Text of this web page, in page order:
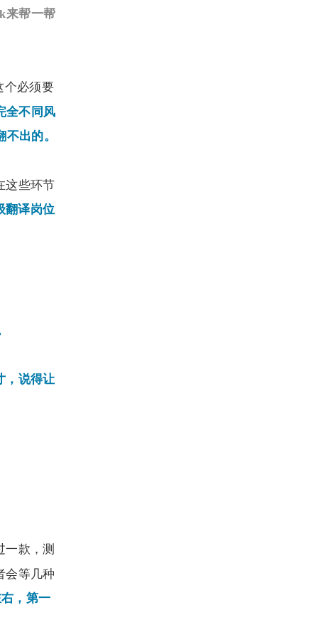
来帮一帮
个必须要
全不同风
出的。
这些环节
翻译岗位
，说得让
一款，测
会等几种
，第一